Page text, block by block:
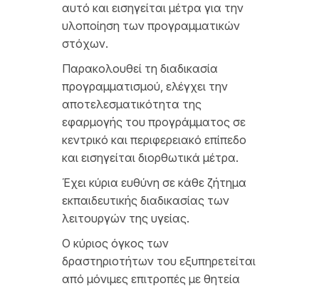
αυτό και εισηγείται μέτρα για την
υλοποίηση των προγραμματικών
στόχων.
Παρακολουθεί τη διαδικασία
προγραμματισμού, ελέγχει την
αποτελεσματικότητα της
εφαρμογής του προγράμματος σε
κεντρικό και περιφερειακό επίπεδο
και εισηγείται διορθωτικά μέτρα.
Έχει κύρια ευθύνη σε κάθε ζήτημα
εκπαιδευτικής διαδικασίας των
λειτουργών της υγείας.
Ο κύριος όγκος των
δραστηριοτήτων του εξυπηρετείται
από μόνιμες επιτροπές με θητεία